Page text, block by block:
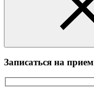
Записаться на прием